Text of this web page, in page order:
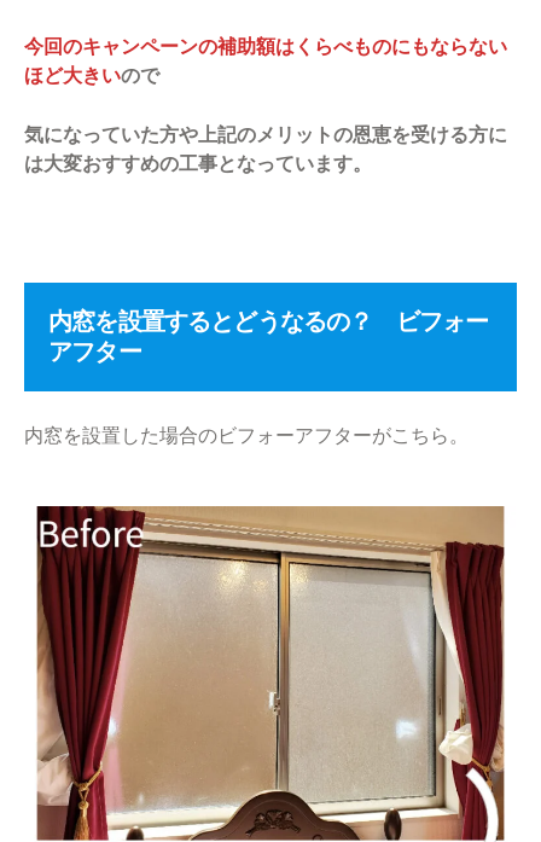
今回のキャンペーンの補助額はくらべものにもならない
ほど大きいので
気になっていた方や上記のメリットの恩恵を受ける方に
は大変おすすめの工事となっています。
内窓を設置するとどうなるの？ ビフォー
アフター
内窓を設置した場合のビフォーアフターがこちら。